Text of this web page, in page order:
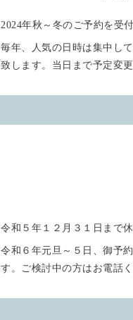
2024年秋～冬のご予約を受付
毎年、人気の日時は集中し
致します。当日まで予定変
令和５年１２月３１日まで
令和６年元旦～５日、御予
す。ご検討中の方はお電話く